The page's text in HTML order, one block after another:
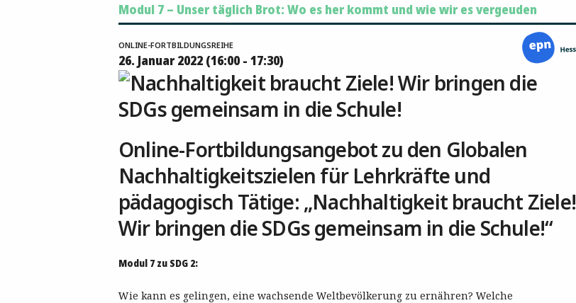
Modul 7 – Unser täglich Brot: Wo es her kommt und wie wir es vergeuden
ONLINE-FORTBILDUNGSREIHE
26. Januar 2022 (16:00 - 17:30)
Online-Fortbildungsangebot zu den Globalen
Nachhaltigkeitszielen für Lehrkräfte und
pädagogisch Tätige: „Nachhaltigkeit braucht Ziele!
Wir bringen die SDGs gemeinsam in die Schule!“
Modul 7 zu SDG 2:
Wie kann es gelingen, eine wachsende Weltbevölkerung zu ernähren? Welche